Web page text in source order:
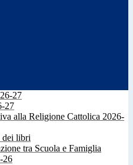
27
27
alla Religione Cattolica 2026-
dei libri
tra Scuola e Famiglia
26